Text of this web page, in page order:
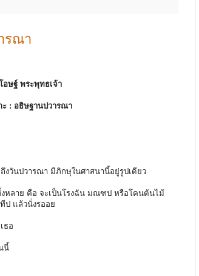
รณา
อษฐ์ พระพุทธเจ้า
: อธิษฐานปวารณา
นปวารณา มีภิกษุในศาสนานี้อยู่รูปเดียว
ลาย คือ จะเป็นโรงฉัน มณฑป หรือโคนต้นไม้
ป แล้วนั่งรออย
ธอ
นี้